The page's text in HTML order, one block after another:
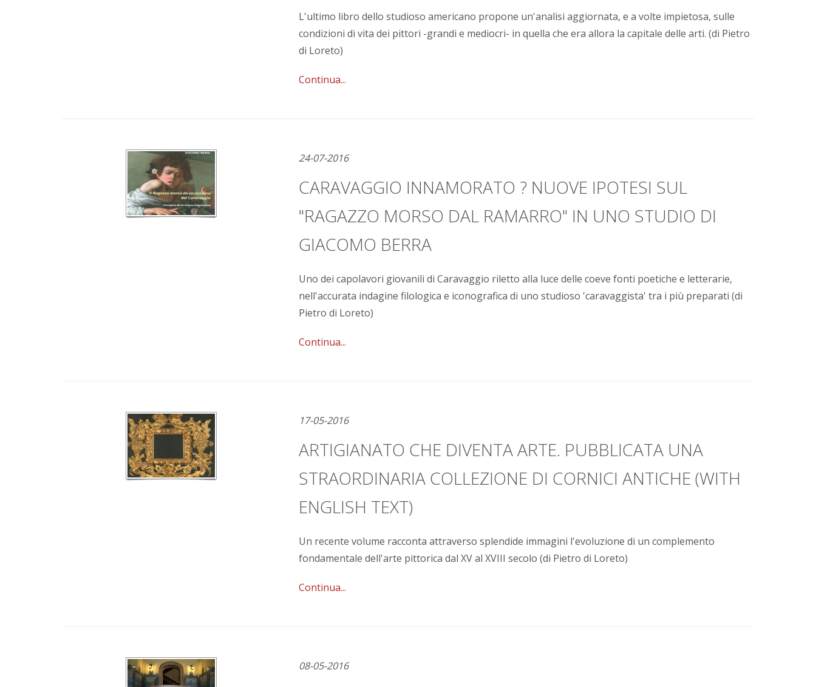
L'ultimo libro dello studioso americano propone un'analisi aggiornata, e a volte impietosa, sulle
condizioni di vita dei pittori -grandi e mediocri- in quella che era allora la capitale delle arti. (di Pietro
di Loreto)
Continua...
24-07-2016
CARAVAGGIO INNAMORATO ? NUOVE IPOTESI SUL
"RAGAZZO MORSO DAL RAMARRO" IN UNO STUDIO DI
GIACOMO BERRA
Uno dei capolavori giovanili di Caravaggio riletto alla luce delle coeve fonti poetiche e letterarie,
nell'accurata indagine filologica e iconografica di uno studioso 'caravaggista' tra i più preparati (di
Pietro di Loreto)
Continua...
17-05-2016
ARTIGIANATO CHE DIVENTA ARTE. PUBBLICATA UNA
STRAORDINARIA COLLEZIONE DI CORNICI ANTICHE (WITH
ENGLISH TEXT)
Un recente volume racconta attraverso splendide immagini l'evoluzione di un complemento
fondamentale dell'arte pittorica dal XV al XVIII secolo (di Pietro di Loreto)
Continua...
08-05-2016